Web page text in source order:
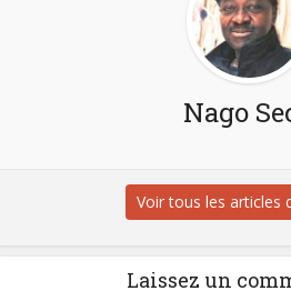
Nago
Voir tous les articles
Laissez un